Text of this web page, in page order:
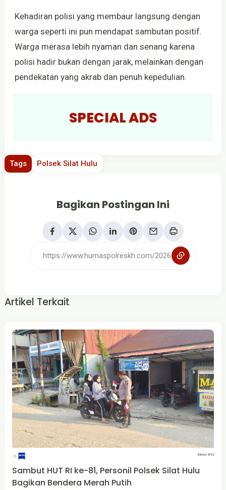
Kehadiran polisi yang membaur langsung dengan
warga seperti ini pun mendapat sambutan positif.
Warga merasa lebih nyaman dan senang karena
polisi hadir bukan dengan jarak, melainkan dengan
pendekatan yang akrab dan penuh kepedulian.
SPECIAL ADS
Tags Polsek Silat Hulu
Bagikan Postingan Ini
Artikel Terkait
Sambut HUT RI ke-81, Personil Polsek Silat Hulu
Bagikan Bendera Merah Putih